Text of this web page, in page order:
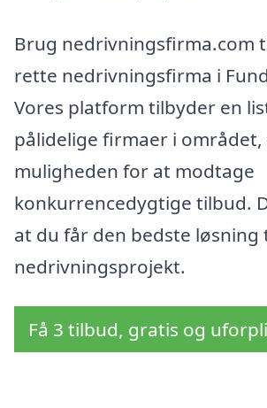
Brug nedrivningsfirma.com
rette nedrivningsfirma i
Vores platform tilbyder en
pålidelige firmaer i området,
muligheden for at modtage
konkurrencedygtige tilbud.
at du får den bedste løsning
nedrivningsprojekt.
Få 3 tilbud, gratis og